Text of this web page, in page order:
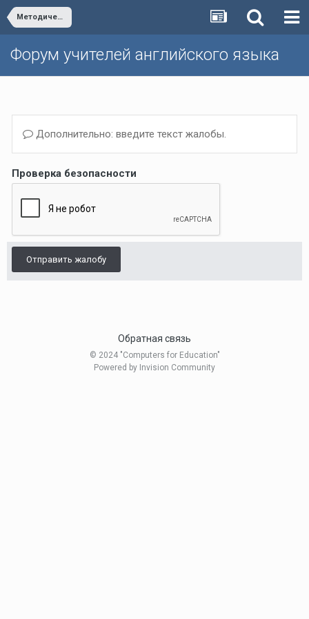
Методическая школа Р.П. Мильруда/Dr. Millrood's School of Methodology
Форум учителей английского языка
Дополнительно: введите текст жалобы.
Проверка безопасности
Отправить жалобу
Обратная связь
© 2024 "Computers for Education"
Powered by Invision Community